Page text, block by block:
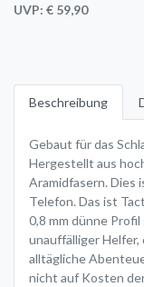
UVP: € 59,90
Beschreibung
Gebaut für das
Hergestellt aus
Aramidfasern. Dies
Telefon. Das ist
0,8 mm dünne
unauffälliger
alltägliche
nicht auf Kosten